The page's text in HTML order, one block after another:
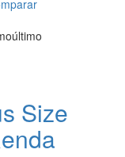
último
Size